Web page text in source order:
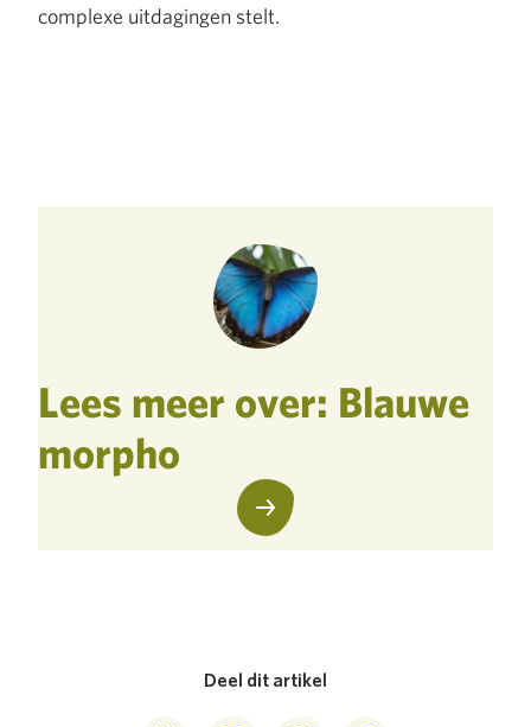
complexe uitdagingen stelt.
Lees meer over: Blauwe
morpho
Deel dit artikel